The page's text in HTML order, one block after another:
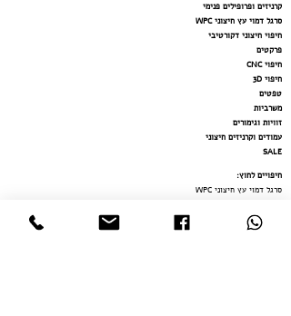
קרניזים ופרופילים פנימי
סרגל דמוי עץ חיצוני WPC
חיפוי חיצוני דקורטיבי
פרקטים
חיפוי CNC
חיפוי 3D
טפטים
משרביות
זוויות וגימורים
עמודים וקרניזים חיצוני
SALE
חיפויים לחוץ:
סרגל דמוי עץ חיצוני WPC
חיפוי חיצוני דקורטיבי
עמודים וקרניזים חיצוני